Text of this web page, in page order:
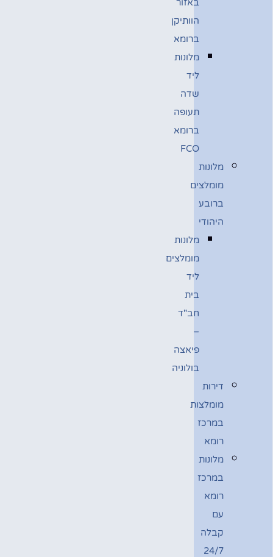
באזור
הוותיקן
ברומא
מלונות
ליד
שדה
תעופה
ברומא
FCO
מלונות
מומלצים
ברובע
היהודי
מלונות
מומלצים
ליד
בית
חב"ד
–
פיאצה
בולוניה
דירות
מומלצות
במרכז
רומא
מלונות
במרכז
רומא
עם
קבלה
24/7